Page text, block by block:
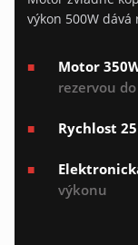
výkon 500W
Motor
rezervou
Rychlost
výkonu